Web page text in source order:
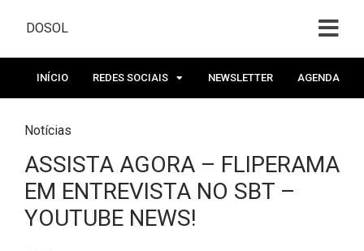
DOSOL
INÍCIO REDES SOCIAIS NEWSLETTER AGENDA
Notícias
ASSISTA AGORA – FLIPERAMA
EM ENTREVISTA NO SBT –
YOUTUBE NEWS!